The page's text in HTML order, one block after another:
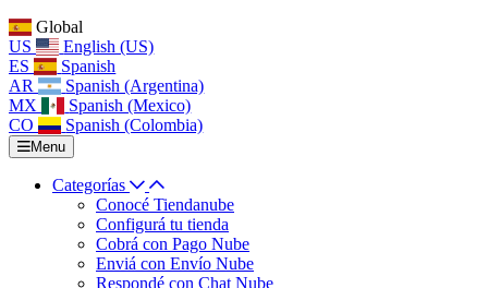
Global
US
English (US)
ES
Spanish
AR
Spanish (Argentina)
MX
Spanish (Mexico)
CO
Spanish (Colombia)
Menu
Categorías
Conocé Tiendanube
Configurá tu tienda
Cobrá con Pago Nube
Enviá con Envío Nube
Respondé con Chat Nube